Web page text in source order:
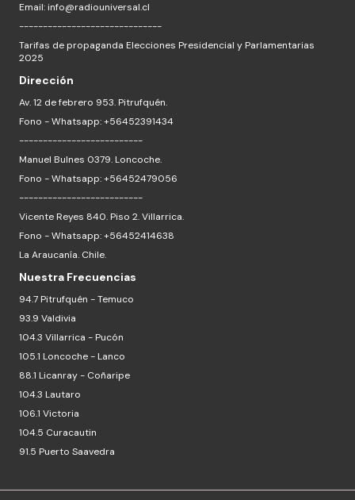
Email: info@radiouniversal.cl
------------------------------
Tarifas de propaganda Elecciones Presidencial y Parlamentarias
2025
Dirección
Av. 12 de febrero 953. Pitrufquén.
Fono - Whatsapp: +56452391434
--------------------------
Manuel Bulnes 0379. Loncoche.
Fono - Whatsapp: +56452479056
--------------------------
Vicente Reyes 840. Piso 2. Villarrica.
Fono - Whatsapp: +56452414638
La Araucanía. Chile.
Nuestra Frecuencias
94.7 Pitrufquén - Temuco
93.9 Valdivia
104.3 Villarrica - Pucón
105.1 Loncoche - Lanco
88.1 Licanray - Coñaripe
104.3 Lautaro
106.1 Victoria
104.5 Curacautin
91.5 Puerto Saavedra